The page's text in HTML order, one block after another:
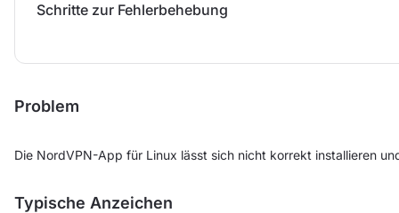
Schritte zur Fehlerbehebung
Problem
Die NordVPN-App für Linux lässt sich nicht korrekt installieren
Typische Anzeichen